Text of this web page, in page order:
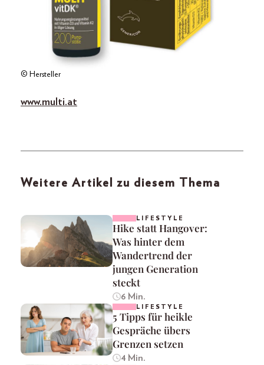
© Hersteller
www.multi.at
Weitere Artikel zu diesem Thema
LIFESTYLE
Hike statt Hangover:
Was hinter dem
Wandertrend der
jungen Generation
steckt
6 Min.
LIFESTYLE
5 Tipps für heikle
Gespräche übers
Grenzen setzen
4 Min.